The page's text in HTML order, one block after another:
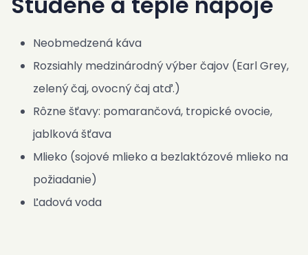
Neobmedzená káva
Rozsiahly medzinárodný výber čajov (Earl Grey,
zelený čaj, ovocný čaj atď.)
Rôzne šťavy: pomarančová, tropické ovocie,
jablková šťava
Mlieko (sojové mlieko a bezlaktózové mlieko na
požiadanie)
Ľadová voda